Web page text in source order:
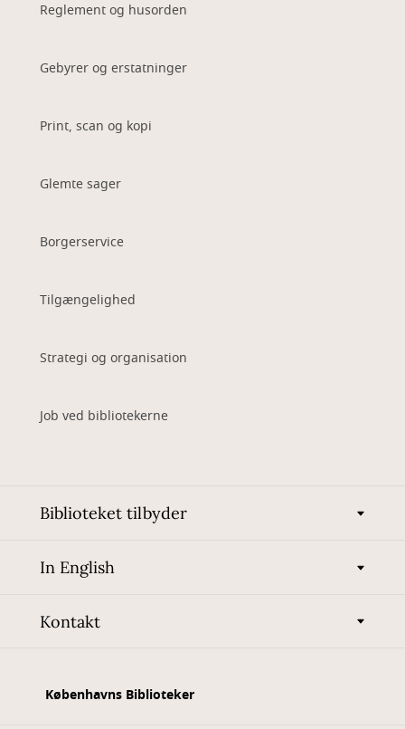
Reglement og husorden
Gebyrer og erstatninger
Print, scan og kopi
Glemte sager
Borgerservice
Tilgængelighed
Strategi og organisation
Job ved bibliotekerne
Biblioteket tilbyder
In English
Kontakt
Københavns Biblioteker